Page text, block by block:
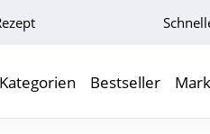
Kategorien Bestseller